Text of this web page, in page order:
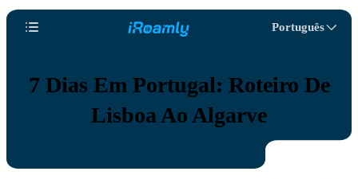
Português
7 Dias Em Portugal: Roteiro De
Lisboa Ao Algarve